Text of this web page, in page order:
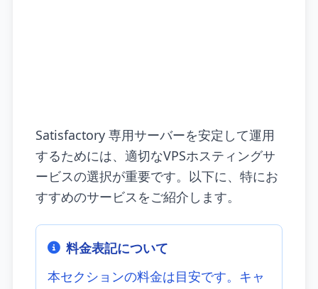
Satisfactory 専用サーバーを安定して運用
するためには、適切なVPSホスティングサ
ービスの選択が重要です。以下に、特にお
すすめのサービスをご紹介します。
料金表記について
本セクションの料金は目安です。キャ